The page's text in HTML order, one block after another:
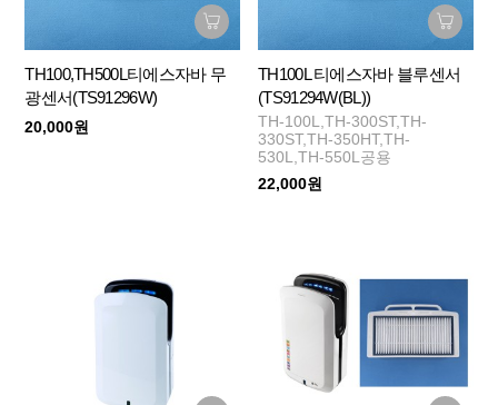
TH100,TH500L티에스자바 무
광센서(TS91296W)
20,000원
TH100L 티에스자바 블루센서
(TS91294W(BL))
TH-100L,TH-300ST,TH-
330ST,TH-350HT,TH-
530L,TH-550L공용
22,000원